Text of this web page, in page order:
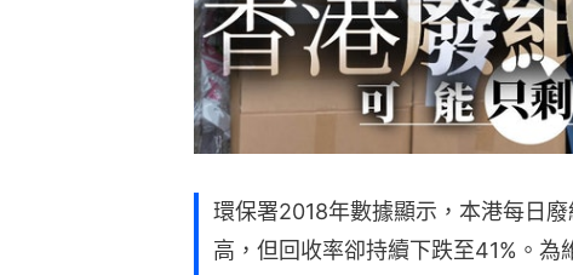
環保署2018年數據顯示，本港每日
高，但回收率卻持續下跌至41%。為